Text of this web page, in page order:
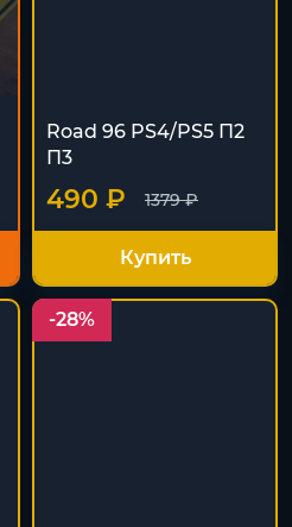
Road 96 PS4/PS5 П2
П3
1379 ₽
490 ₽
Купить
-28%